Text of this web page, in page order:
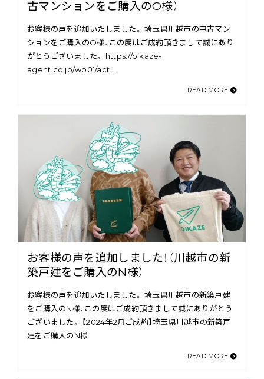
古マンションをご購入のO様）
お客様の声を追加いたしました。 埼玉県川越市の中古マン
ションをご購入のO様、この度はご成約頂きまして誠にあり
がとうございました。 https://oikaze-
agent.co.jp/wp01/act…
READ MORE
お客様の声を追加しました！（川越市の新
築戸建をご購入のN様）
お客様の声を追加いたしました。 埼玉県川越市の新築戸建
をご購入のN様、この度はご成約頂きまして誠にありがとう
ございました。 【2024年2月ご成約】埼玉県川越市の新築戸
建をご購入のN様
READ MORE